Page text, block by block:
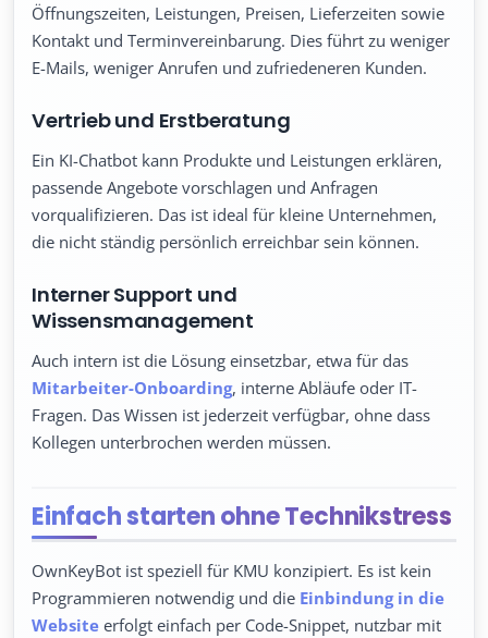
Öffnungszeiten, Leistungen, Preisen, Lieferzeiten sowie
Kontakt und Terminvereinbarung. Dies führt zu weniger
E-Mails, weniger Anrufen und zufriedeneren Kunden.
Vertrieb und Erstberatung
Ein KI-Chatbot kann Produkte und Leistungen erklären,
passende Angebote vorschlagen und Anfragen
vorqualifizieren. Das ist ideal für kleine Unternehmen,
die nicht ständig persönlich erreichbar sein können.
Interner Support und
Wissensmanagement
Auch intern ist die Lösung einsetzbar, etwa für das
Mitarbeiter-Onboarding, interne Abläufe oder IT-
Fragen. Das Wissen ist jederzeit verfügbar, ohne dass
Kollegen unterbrochen werden müssen.
Einfach starten ohne Technikstress
OwnKeyBot ist speziell für KMU konzipiert. Es ist kein
Programmieren notwendig und die Einbindung in die
Website erfolgt einfach per Code-Snippet, nutzbar mit